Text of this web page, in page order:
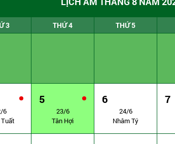
3 THỨ 4 THỨ 5
6
5
23/6
Tân Hợi
6
24/6
Nhâm Tý
7